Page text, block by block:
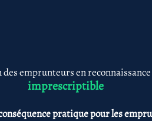
emprunteurs en
imprescriptible
pratique pour les